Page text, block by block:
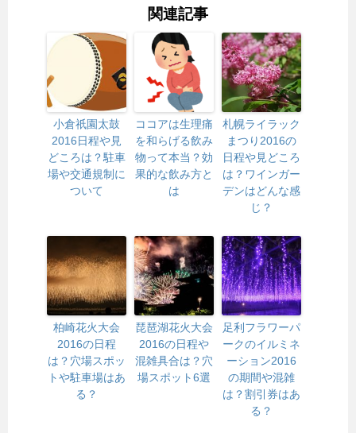
関連記事
小倉祇園太鼓
2016日程や見
どころは？駐車
場や交通規制に
ついて
ココアは生理痛
を和らげる飲み
物って本当？効
果的な飲み方と
は
札幌ライラック
まつり2016の
日程や見どころ
は？ワインガー
デンはどんな感
じ？
柏崎花火大会
2016の日程
は？穴場スポッ
トや駐車場はあ
る？
琵琶湖花火大会
2016の日程や
混雑具合は？穴
場スポット6選
足利フラワーパ
ークのイルミネ
ーション2016
の期間や混雑
は？割引券はあ
る？